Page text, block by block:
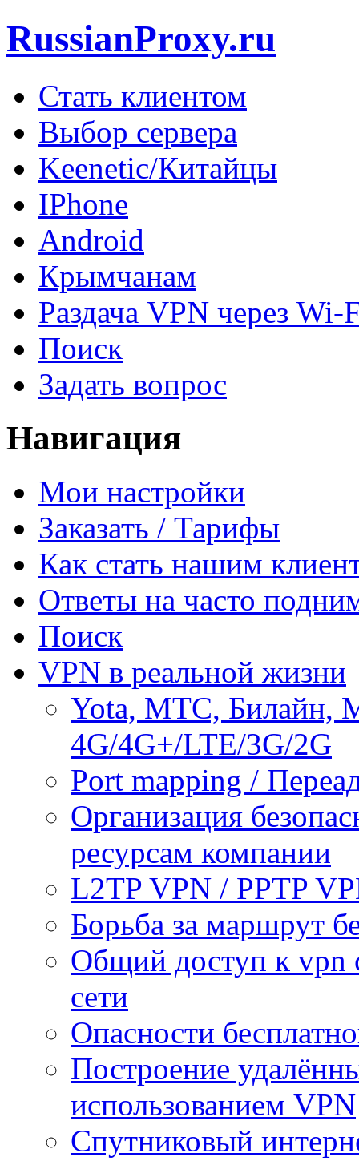
RussianProxy.ru
Стать клиентом
Выбор сервера
Keenetic/Китайцы
IPhone
Android
Крымчанам
Раздача VPN через Wi-
Поиск
Задать вопрос
Навигация
Мои настройки
Заказать / Тарифы
Как стать нашим
Ответы на часто
Поиск
VPN в реальной жизни
Yota, МТС, Билайн,
4G/4G+/LTE/3G/2G
Port mapping /
Организация
ресурсам компании
L2TP VPN / PPTP
Борьба за маршрут
Общий доступ к vpn
сети
Опасности
Построение
использованием VPN
Спутниковый